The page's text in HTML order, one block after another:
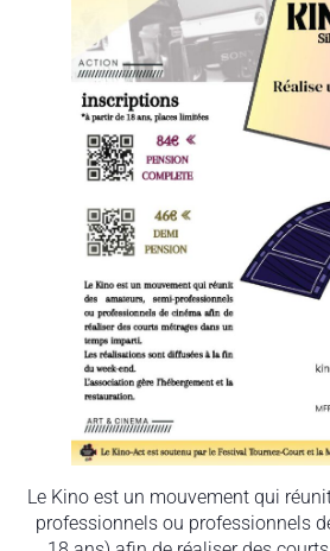
Le Kino est un mouvement qui
professionnels ou professionnels